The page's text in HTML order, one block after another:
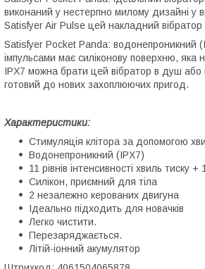
виконаний у нестерпно милому дизайні у
Satisfyer Air Pulse цей накладний
Satisfyer Pocket Panda: водонепроникний
імпульсами має силіконову поверхню, яка
IPX7 можна брати цей вібратор в душ або
готовий до нових захоплюючих пригод.
Характеристики:
Стимуляція клітора за допомогою
Водонепроникний (IPX7)
11 рівнів інтенсивності хвиль тиску +
Силікон, приємний для тіла
2 незалежно керованих двигуна
Ідеально підходить для новачків
Легко чистити.
Перезаряджається.
Літій-іонний акумулятор